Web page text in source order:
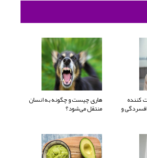
کننده
و
هاری چیست و چگونه به انسان
منتقل می‌شود؟